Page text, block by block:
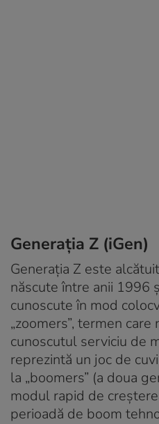
Generația Z (iGen)
Generația Z este
născute între anii 1996
cunoscute în mod
„zoomers”, termen
cunoscutul serviciu de
reprezintă un joc de
la „boomers” (a doua
modul rapid de
perioadă de boom